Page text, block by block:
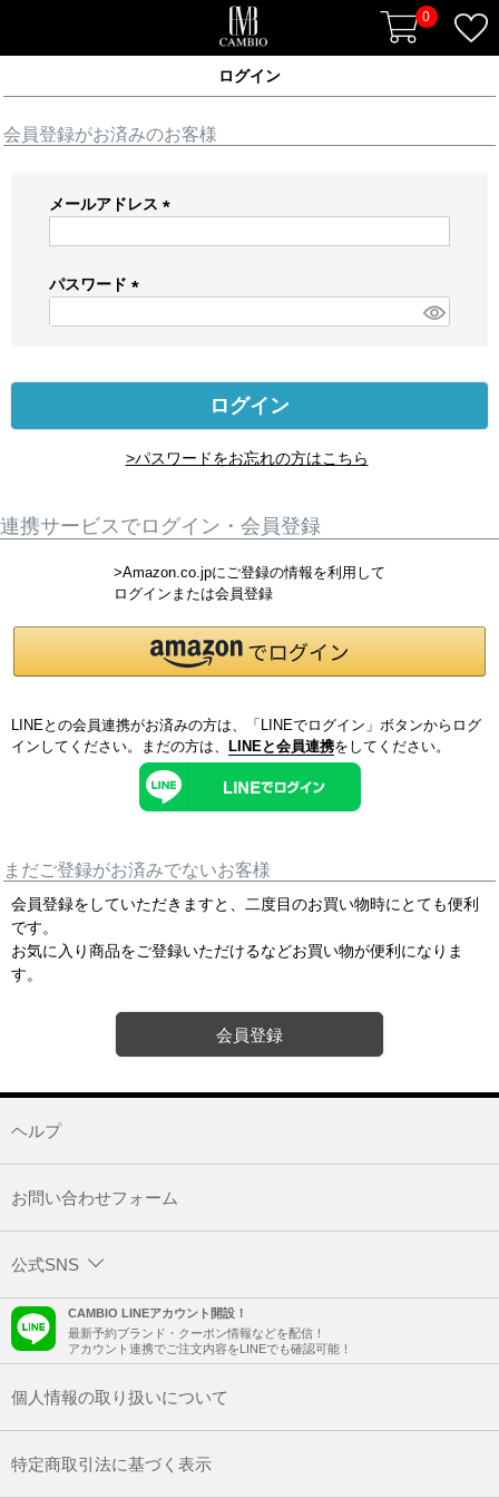
0
ログイン
会員登録がお済みのお客様
メールアドレス
)
パスワード
)
ログイン
>パスワードをお忘れの方はこちら
連携サービスでログイン・会員登録
>Amazon.co.jpにご登録の情報を利用して
ログインまたは会員登録
LINEとの会員連携がお済みの方は、「LINEでログイン」ボタンからログ
インしてください。まだの方は、
LINEと会員連携をしてください。
まだご登録がお済みでないお客様
会員登録をしていただきますと、二度目のお買い物時にとても便利
です。
お気に入り商品をご登録いただけるなどお買い物が便利になりま
す。
会員登録
ヘルプ
お問い合わせフォーム
公式SNS
CAMBIO LINEアカウント開設！
最新予約ブランド・クーポン情報などを配信！
アカウント連携でご注文内容をLINEでも確認可能！
個人情報の取り扱いについて
特定商取引法に基づく表示